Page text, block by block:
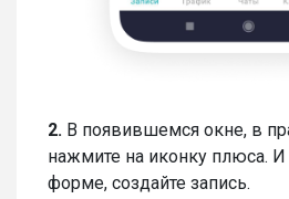
2. В появившемся окне, в
нажмите на иконку плюса. И
форме, создайте запись.